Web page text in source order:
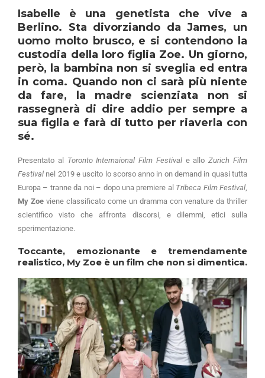
Isabelle è una genetista che vive a
Berlino. Sta divorziando da James, un
uomo molto brusco, e si contendono la
custodia della loro figlia Zoe. Un giorno,
però, la bambina non si sveglia ed entra
in coma. Quando non ci sarà più niente
da fare, la madre scienziata non si
rassegnerà di dire addio per sempre a
sua figlia e farà di tutto per riaverla con
sé.
Presentato al Toronto Internaional Film Festivale allo Zurich Film
Festival nel 2019 e uscito lo scorso anno in on demand in quasi tutta
Europa – tranne da noi – dopo una premiere al Tribeca Film Festival,
My Zoe viene classificato come un dramma con venature da thriller
scientifico visto che affronta discorsi, e dilemmi, etici sulla
sperimentazione.
Toccante, emozionante e tremendamente
realistico, My Zoe è un film che non si dimentica.